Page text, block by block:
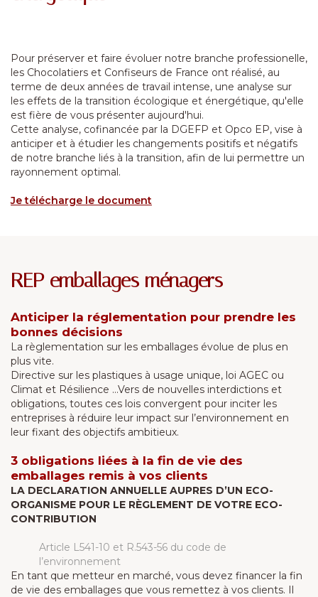
Pour préserver et faire évoluer notre branche professionelle,
les Chocolatiers et Confiseurs de France ont réalisé, au
terme de deux années de travail intense, une analyse sur
les effets de la transition écologique et énergétique, qu'elle
est fière de vous présenter aujourd'hui.
Cette analyse, cofinancée par la DGEFP et Opco EP, vise à
anticiper et à étudier les changements positifs et négatifs
de notre branche liés à la transition, afin de lui permettre un
rayonnement optimal.
Je télécharge le document
REP emballages ménagers
Anticiper la réglementation pour prendre les
bonnes décisions
La règlementation sur les emballages évolue de plus en
plus vite.
Directive sur les plastiques à usage unique, loi AGEC ou
Climat et Résilience ...Vers de nouvelles interdictions et
obligations, toutes ces lois convergent pour inciter les
entreprises à réduire leur impact sur l’environnement en
leur fixant des objectifs ambitieux.
3 obligations liées à la fin de vie des
emballages remis à vos clients
LA DECLARATION ANNUELLE AUPRES D’UN ECO-
ORGANISME POUR LE RÈGLEMENT DE VOTRE ECO-
CONTRIBUTION
Article L541-10 et R.543-56 du code de
l’environnement
En tant que metteur en marché, vous devez financer la fin
de vie des emballages que vous remettez à vos clients. Il